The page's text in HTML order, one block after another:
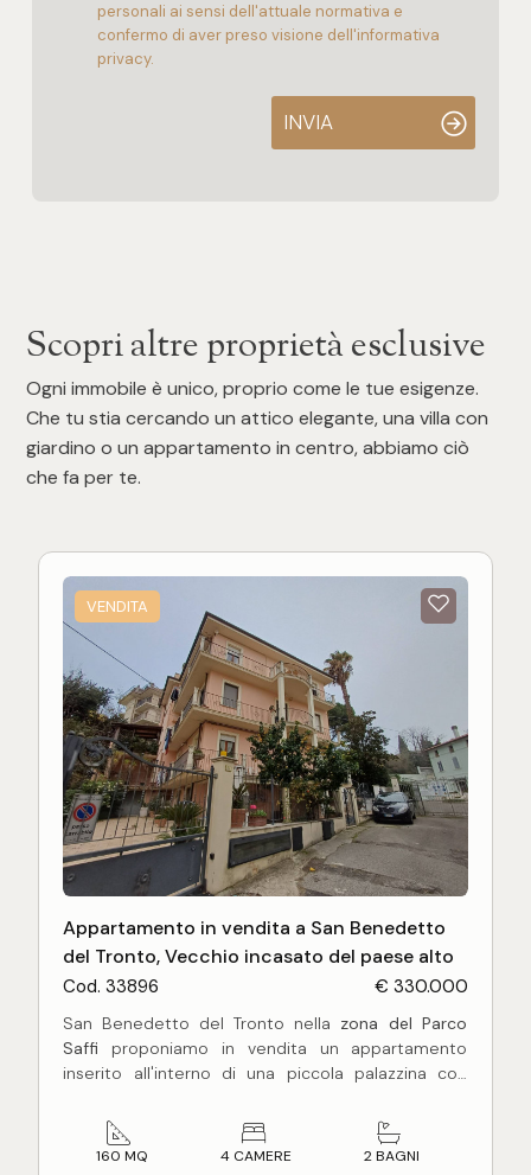
personali ai sensi dell'attuale normativa e
confermo di aver preso visione dell'informativa
privacy.
INVIA
Scopri altre proprietà esclusive
Ogni immobile è unico, proprio come le tue esigenze.
Che tu stia cercando un attico elegante, una villa con
giardino o un appartamento in centro, abbiamo ciò
che fa per te.
VENDITA
Appartamento in vendita a San Benedetto
del Tronto, Vecchio incasato del paese alto
Cod. 33896 € 330.000
San Benedetto del Tronto nella zona del Parco
Saffi proponiamo in vendita un appartamento
inserito all'interno di una piccola palazzina con
Saffi. Situato in zona residenziale
a due passi dal
centro, l'appartamento è dotato di un ampio
160 MQ 4 CAMERE 2 BAGNI